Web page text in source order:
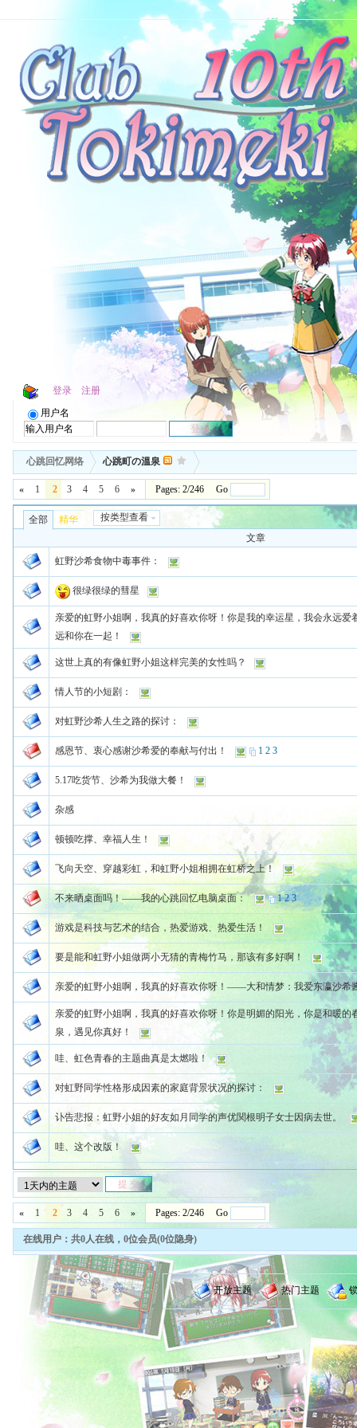
登录 注册
用户名
心跳回忆网络 心跳町の溫泉
« 1 2 3 4 5 6 » Pages: 2/246 Go
全部 精华
按类型查看
文章
虹野沙希食物中毒事件：
很绿很绿的彗星
亲爱的虹野小姐啊，我真的好喜欢你呀！你是我的幸运星，我会永远爱
远和你在一起！
这世上真的有像虹野小姐这样完美的女性吗？
情人节的小短剧：
对虹野沙希人生之路的探讨：
感恩节、衷心感谢沙希爱的奉献与付出！ 1 2 3
5.17吃货节、沙希为我做大餐！
杂感
顿顿吃撑、幸福人生！
飞向天空、穿越彩虹，和虹野小姐相拥在虹桥之上！
不来晒桌面吗！——我的心跳回忆电脑桌面： 1 2 3
游戏是科技与艺术的结合，热爱游戏、热爱生活！
要是能和虹野小姐做两小无猜的青梅竹马，那该有多好啊！
亲爱的虹野小姐啊，我真的好喜欢你呀！——大和情梦：我爱东瀛沙希
亲爱的虹野小姐啊，我真的好喜欢你呀！你是明媚的阳光，你是和暖的
泉，遇见你真好！
哇、虹色青春的主题曲真是太燃啦！
对虹野同学性格形成因素的家庭背景状况的探讨：
讣告悲报：虹野小姐的好友如月同学的声优関根明子女士因病去世。
哇、这个改版！
« 1 2 3 4 5 6 » Pages: 2/246 Go
在线用户：共0人在线，0位会员(0位隐身)
开放主题 热门主题